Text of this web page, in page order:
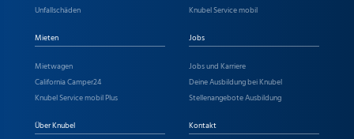
Unfallschäden
Knubel Service mobil
Mieten
Mietwagen
California Camper24
Knubel Service mobil Plus
Jobs
Jobs und Karriere
Deine Ausbildung bei Knubel
Stellenangebote Ausbildung
Über Knubel Kontakt